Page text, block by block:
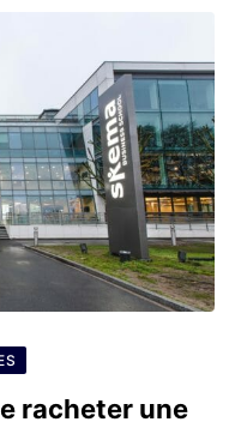
racheter une